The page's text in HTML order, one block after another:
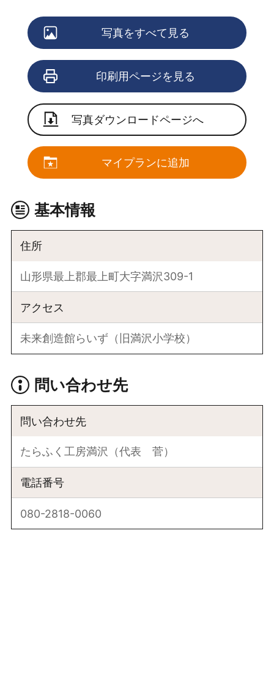
写真をすべて見る
印刷用ページを見る
写真ダウンロードページへ
マイプランに追加
基本情報
住所
山形県最上郡最上町大字満沢309-1
アクセス
未来創造館らいず（旧満沢小学校）
問い合わせ先
問い合わせ先
たらふく工房満沢（代表 菅）
電話番号
080-2818-0060